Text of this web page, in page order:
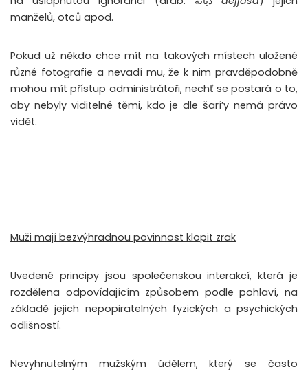
manželů, otců apod.
Pokud už někdo chce mít na takových místech uložené
různé fotografie a nevadí mu, že k nim pravděpodobně
mohou mít přístup administrátoři, nechť se postará o to,
aby nebyly viditelné těmi, kdo je dle šarí’y nemá právo
vidět.
Muži mají bezvýhradnou povinnost klopit zrak
Uvedené principy jsou společenskou interakcí, která je
rozdělena odpovídajícím způsobem podle pohlaví, na
základě jejich nepopiratelných fyzických a psychických
odlišností.
Nevyhnutelným mužským údělem, který se často